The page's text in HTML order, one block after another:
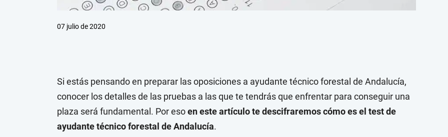
07 julio de 2020
Si estás pensando en preparar las oposiciones a ayudante técnico forestal de Andalucía,
conocer los detalles de las pruebas a las que te tendrás que enfrentar para conseguir una
plaza será fundamental. Por esoen este artículo te descifraremos cómo es el test de
ayudante técnico forestal de Andalucía.